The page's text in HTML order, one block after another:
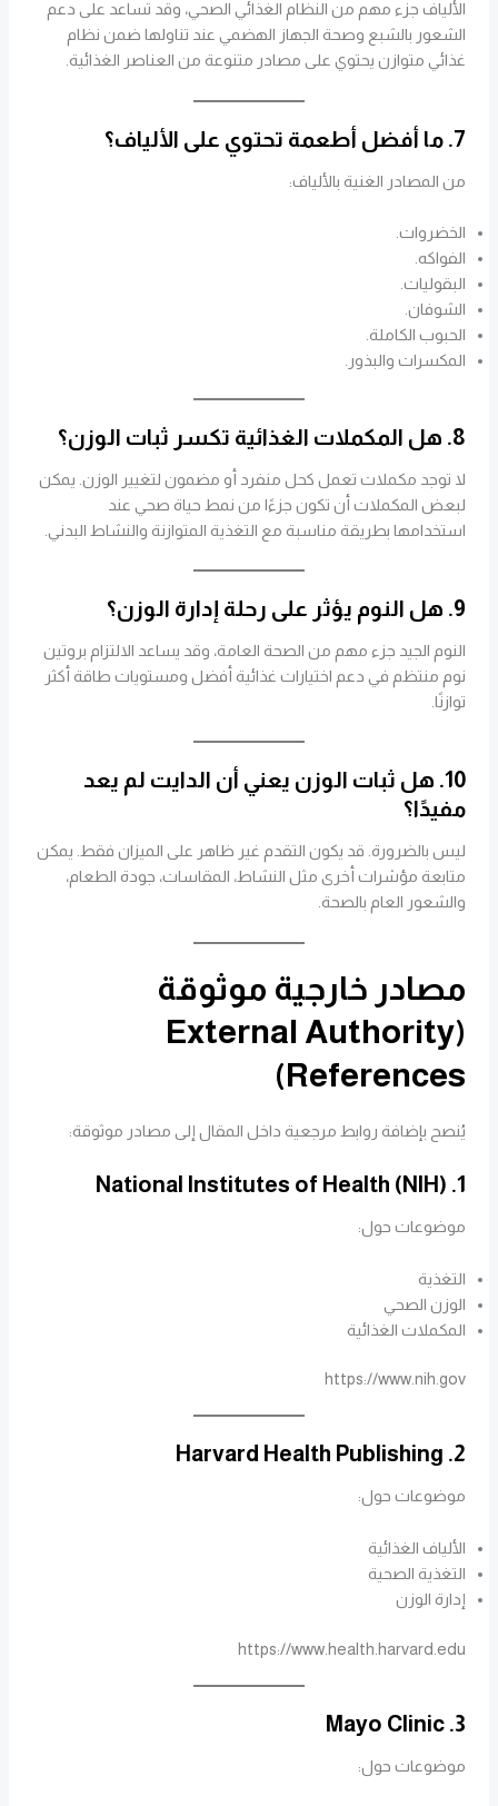
الألياف جزء مهم من النظام الغذائي الصحي، وقد تساعد على دعم
الشعور بالشبع وصحة الجهاز الهضمي عند تناولها ضمن نظام
غذائي متوازن يحتوي على مصادر متنوعة من العناصر الغذائية.
7. ما أفضل أطعمة تحتوي على الألياف؟
من المصادر الغنية بالألياف:
الخضروات.
الفواكه.
البقوليات.
الشوفان.
الحبوب الكاملة.
المكسرات والبذور.
8. هل المكملات الغذائية تكسر ثبات الوزن؟
لا توجد مكملات تعمل كحل منفرد أو مضمون لتغيير الوزن. يمكن
لبعض المكملات أن تكون جزءًا من نمط حياة صحي عند
استخدامها بطريقة مناسبة مع التغذية المتوازنة والنشاط البدني.
9. هل النوم يؤثر على رحلة إدارة الوزن؟
النوم الجيد جزء مهم من الصحة العامة، وقد يساعد الالتزام بروتين
نوم منتظم في دعم اختيارات غذائية أفضل ومستويات طاقة أكثر
توازنًا.
10. هل ثبات الوزن يعني أن الدايت لم يعد
مفيدًا؟
ليس بالضرورة. قد يكون التقدم غير ظاهر على الميزان فقط. يمكن
متابعة مؤشرات أخرى مثل النشاط، المقاسات، جودة الطعام،
والشعور العام بالصحة.
مصادر خارجية موثوقة
(External Authority
References)
يُنصح بإضافة روابط مرجعية داخل المقال إلى مصادر موثوقة:
1. National Institutes of Health (NIH)
موضوعات حول:
التغذية
الوزن الصحي
المكملات الغذائية
https://www.nih.gov
2. Harvard Health Publishing
موضوعات حول:
الألياف الغذائية
التغذية الصحية
إدارة الوزن
https://www.health.harvard.edu
3. Mayo Clinic
موضوعات حول: